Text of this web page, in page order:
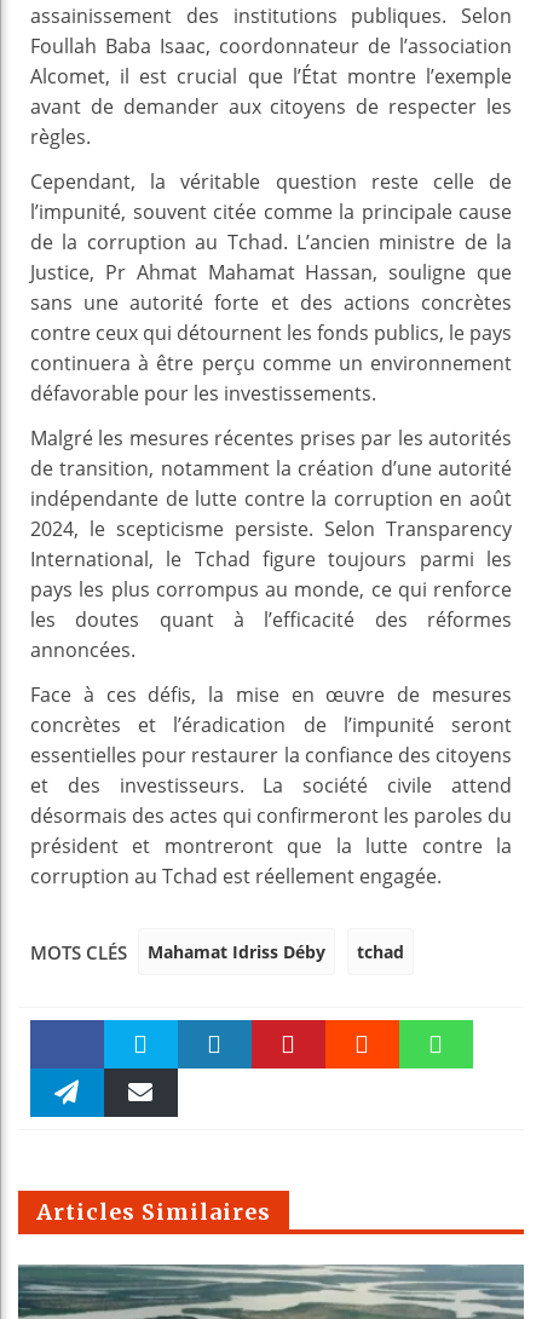
assainissement des institutions publiques. Selon
Foullah Baba Isaac, coordonnateur de l’association
Alcomet, il est crucial que l’État montre l’exemple
avant de demander aux citoyens de respecter les
règles.
Cependant, la véritable question reste celle de
l’impunité, souvent citée comme la principale cause
de la corruption au Tchad. L’ancien ministre de la
Justice, Pr Ahmat Mahamat Hassan, souligne que
sans une autorité forte et des actions concrètes
contre ceux qui détournent les fonds publics, le pays
continuera à être perçu comme un environnement
défavorable pour les investissements.
Malgré les mesures récentes prises par les autorités
de transition, notamment la création d’une autorité
indépendante de lutte contre la corruption en août
2024, le scepticisme persiste. Selon Transparency
International, le Tchad figure toujours parmi les
pays les plus corrompus au monde, ce qui renforce
les doutes quant à l’efficacité des réformes
annoncées.
Face à ces défis, la mise en œuvre de mesures
concrètes et l’éradication de l’impunité seront
essentielles pour restaurer la confiance des citoyens
et des investisseurs. La société civile attend
désormais des actes qui confirmeront les paroles du
président et montreront que la lutte contre la
corruption au Tchad est réellement engagée.
MOTS CLÉS Mahamat Idriss Déby tchad
Faceboo Twitter
m
Articles Similaires